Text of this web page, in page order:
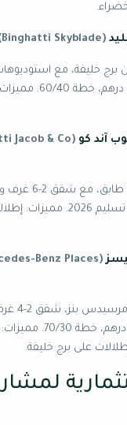
(Binghatti Skyblade) – الداون تاون
أسعار من 1.67
آند كو
أطول برج سكني
برج 65
أسعار من 8.8 مليون
على برج خليفة.